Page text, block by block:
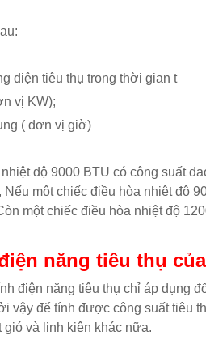
điện tiêu thụ trong thời gian t
vị KW);
( đơn vị giờ)
độ 9000 BTU có công suất
Nếu một chiếc điều hòa nhiệt độ
một chiếc điều hòa nhiệt độ
năng tiêu thụ
điện năng tiêu thụ chỉ áp dụng
vậy để tính được công suất tiêu
gió và linh kiện khác nữa.